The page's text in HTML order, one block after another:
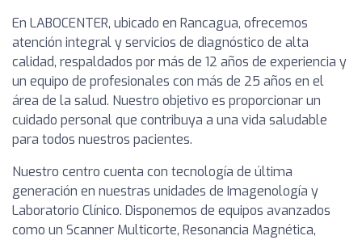
En LABOCENTER, ubicado en Rancagua, ofrecemos
atención integral y servicios de diagnóstico de alta
calidad, respaldados por más de 12 años de experiencia y
un equipo de profesionales con más de 25 años en el
área de la salud. Nuestro objetivo es proporcionar un
cuidado personal que contribuya a una vida saludable
para todos nuestros pacientes.
Nuestro centro cuenta con tecnología de última
generación en nuestras unidades de Imagenología y
Laboratorio Clínico. Disponemos de equipos avanzados
como un Scanner Multicorte, Resonancia Magnética,